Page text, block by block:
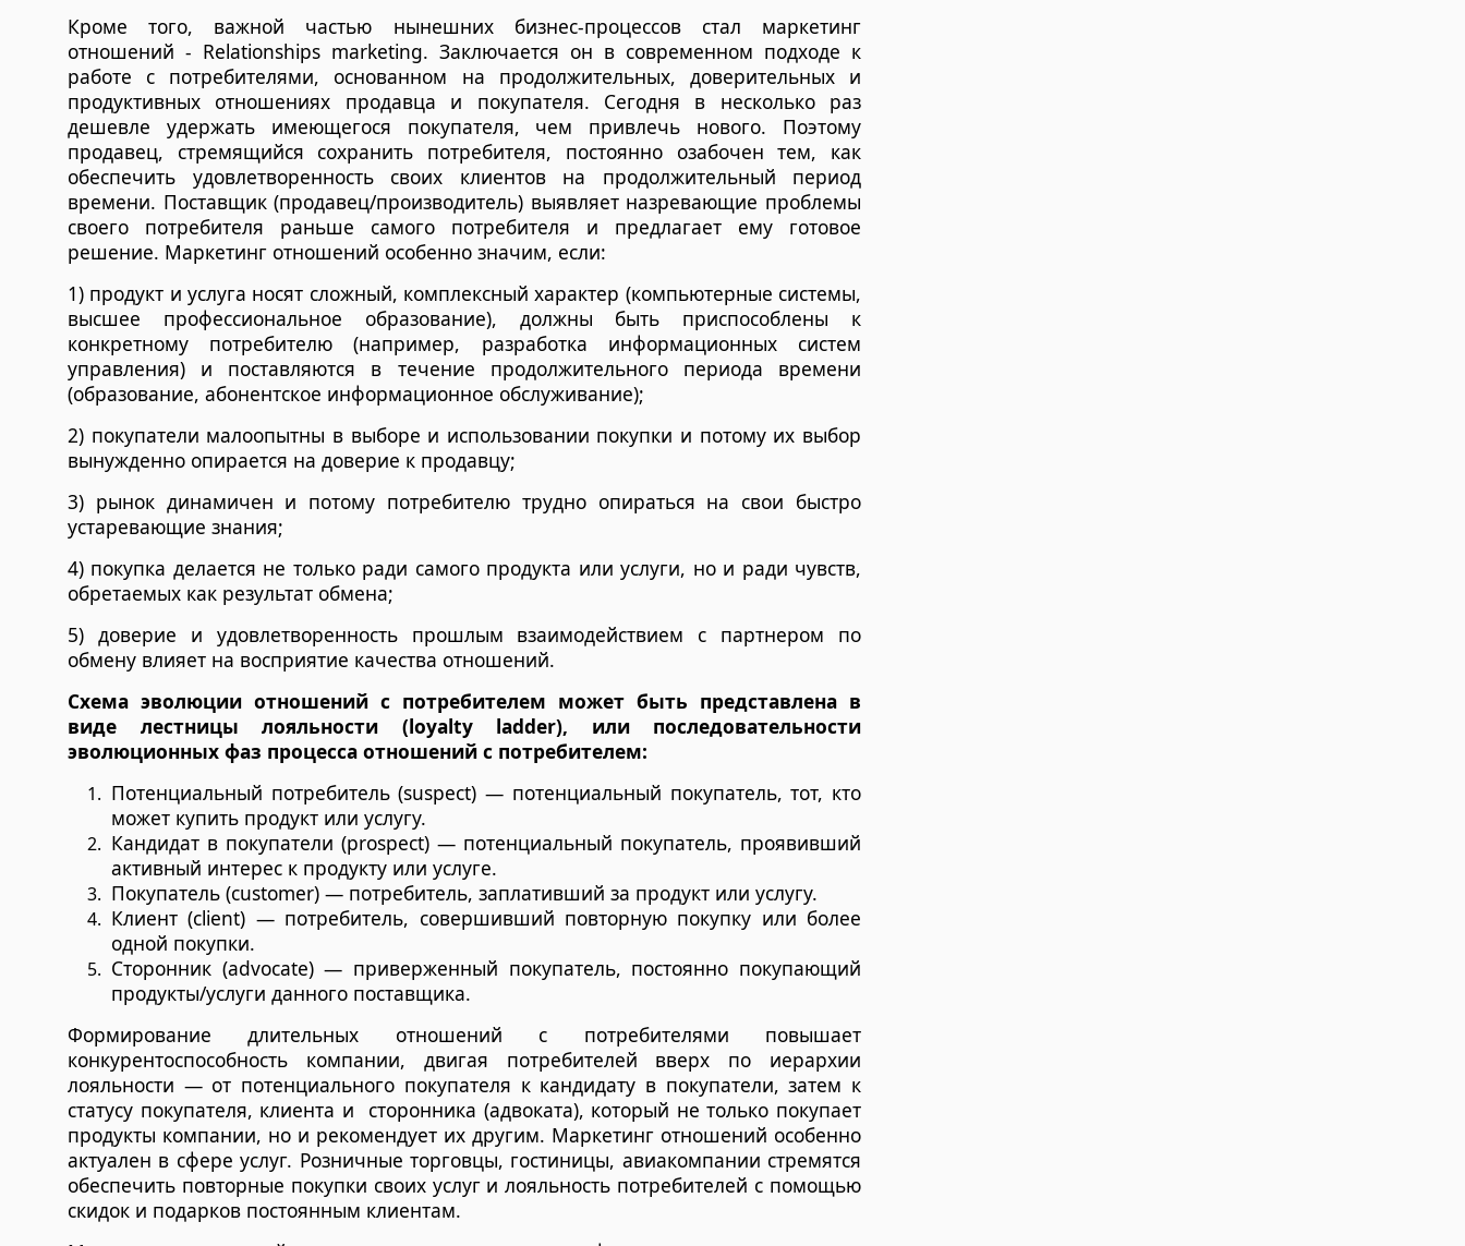
Кроме того, важной частью нынешних бизнес-процессов стал маркетинг
отношений - Relationships marketing. Заключается он в современном подходе к
работе с потребителями, основанном на продолжительных, доверительных и
продуктивных отношениях продавца и покупателя. Сегодня в несколько раз
дешевле удержать имеющегося покупателя, чем привлечь нового. Поэтому
продавец, стремящийся сохранить потребителя, постоянно озабочен тем, как
обеспечить удовлетворенность своих клиентов на продолжительный период
времени. Поставщик (продавец/производитель) выявляет назревающие проблемы
своего потребителя раньше самого потребителя и предлагает ему готовое
решение. Маркетинг отношений особенно значим, если:
1) продукт и услуга носят сложный, комплексный характер (компьютерные системы,
высшее профессиональное образование), должны быть приспособлены к
конкретному потребителю (например, разработка информационных систем
управления) и поставляются в течение продолжительного периода времени
(образование, абонентское информационное обслуживание);
2) покупатели малоопытны в выборе и использовании покупки и потому их выбор
вынужденно опирается на доверие к продавцу;
3) рынок динамичен и потому потребителю трудно опираться на свои быстро
устаревающие знания;
4) покупка делается не только ради самого продукта или услуги, но и ради чувств,
обретаемых как результат обмена;
5) доверие и удовлетворенность прошлым взаимодействием с партнером по
обмену влияет на восприятие качества отношений.
Схема эволюции отношений с потребителем может быть представлена в
виде лестницы лояльности (loyalty ladder), или последовательности
эволюционных фаз процесса отношений с потребителем:
Потенциальный потребитель (suspect) — потенциальный покупатель, тот, кто
может купить продукт или услугу.
Кандидат в покупатели (prospect) — потенциальный покупатель, проявивший
активный интерес к продукту или услуге.
Покупатель (customer) — потребитель, заплативший за продукт или услугу.
Клиент (client) — потребитель, совершивший повторную покупку или более
одной покупки.
Сторонник (advocate) — приверженный покупатель, постоянно покупающий
продукты/услуги данного поставщика.
Формирование длительных отношений с потребителями повышает
конкурентоспособность компании, двигая потребителей вверх по иерархии
лояльности — от потенциального покупателя к кандидату в покупатели, затем к
статусу покупателя, клиента и сторонника (адвоката), который не только покупает
продукты компании, но и рекомендует их другим. Маркетинг отношений особенно
актуален в сфере услуг. Розничные торговцы, гостиницы, авиакомпании стремятся
обеспечить повторные покупки своих услуг и лояльность потребителей с помощью
скидок и подарков постоянным клиентам.